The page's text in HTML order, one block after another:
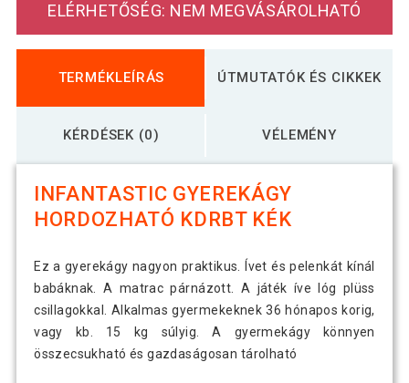
ELÉRHETŐSÉG: NEM MEGVÁSÁROLHATÓ
TERMÉKLEÍRÁS ÚTMUTATÓK ÉS CIKKEK
KÉRDÉSEK (0) VÉLEMÉNY
INFANTASTIC GYEREKÁGY
HORDOZHATÓ KDRBT KÉK
Ez a gyerekágy nagyon praktikus. Ívet és pelenkát kínál
babáknak. A matrac párnázott. A játék íve lóg plüss
csillagokkal. Alkalmas gyermekeknek 36 hónapos korig,
vagy kb. 15 kg súlyig. A gyermekágy könnyen
összecsukható és gazdaságosan tárolható